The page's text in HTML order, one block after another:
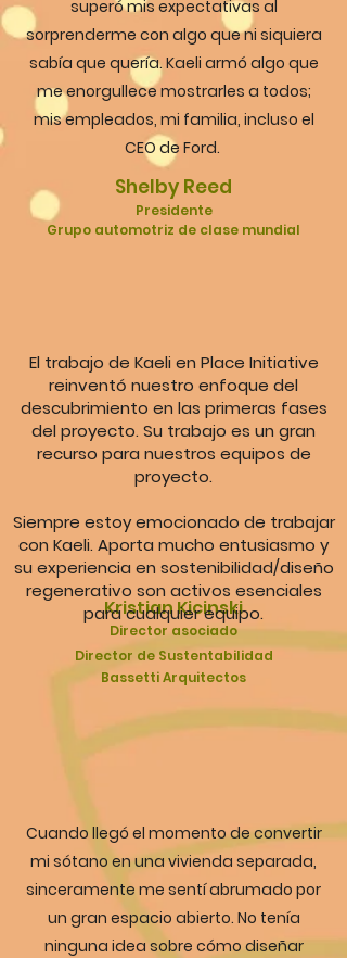
Shelby Reed
Presidente
Grupo automotriz de clase mundial
superó mis expectativas al
sorprenderme con algo que ni siquiera
sabía que quería. Kaeli armó algo que
me enorgullece mostrarles a todos;
mis empleados, mi familia, incluso el
CEO de Ford.
Kristian Kicinski
Director asociado
Director de Sustentabilidad
Bassetti Arquitectos
El trabajo de Kaeli en Place Initiative
reinventó nuestro enfoque del
descubrimiento en las primeras fases
del proyecto. Su trabajo es un gran
recurso para nuestros equipos de
proyecto.
Siempre estoy emocionado de trabajar
con Kaeli. Aporta mucho entusiasmo y
su experiencia en sostenibilidad/diseño
regenerativo son activos esenciales
para cualquier equipo.
Cuando llegó el momento de convertir
mi sótano en una vivienda separada,
sinceramente me sentí abrumado por
un gran espacio abierto. No tenía
ninguna idea sobre cómo diseñar